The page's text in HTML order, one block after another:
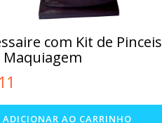
com Kit de Pinceis
Maquiagem